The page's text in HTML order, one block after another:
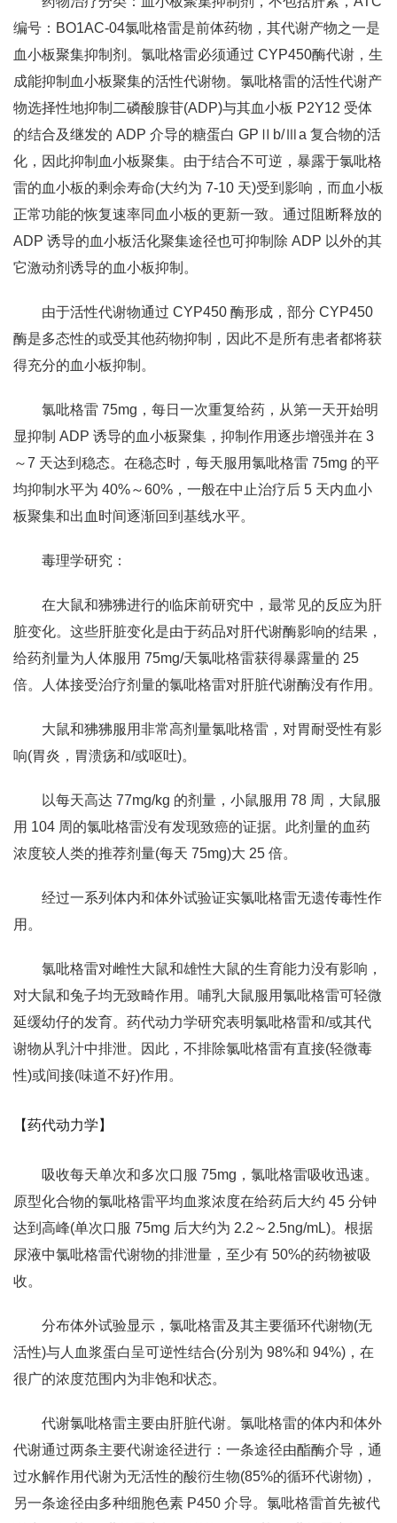
编号：BO1AC-04氯吡格雷是前体药物，其代谢产物之一是
血小板聚集抑制剂。氯吡格雷必须通过 CYP450酶代谢，生
成能抑制血小板聚集的活性代谢物。氯吡格雷的活性代谢产
物选择性地抑制二磷酸腺苷(ADP)与其血小板 P2Y12 受体
的结合及继发的 ADP 介导的糖蛋白 GPⅡb/Ⅲa 复合物的活
化，因此抑制血小板聚集。由于结合不可逆，暴露于氯吡格
雷的血小板的剩余寿命(大约为 7-10 天)受到影响，而血小板
正常功能的恢复速率同血小板的更新一致。通过阻断释放的
ADP 诱导的血小板活化聚集途径也可抑制除 ADP 以外的其
它激动剂诱导的血小板抑制。
由于活性代谢物通过 CYP450 酶形成，部分 CYP450
酶是多态性的或受其他药物抑制，因此不是所有患者都将获
得充分的血小板抑制。
氯吡格雷 75mg，每日一次重复给药，从第一天开始明
显抑制 ADP 诱导的血小板聚集，抑制作用逐步增强并在 3
～7 天达到稳态。在稳态时，每天服用氯吡格雷 75mg 的平
均抑制水平为 40%～60%，一般在中止治疗后 5 天内血小
板聚集和出血时间逐渐回到基线水平。
毒理学研究：
在大鼠和狒狒进行的临床前研究中，最常见的反应为肝
脏变化。这些肝脏变化是由于药品对肝代谢酶影响的结果，
给药剂量为人体服用 75mg/天氯吡格雷获得暴露量的 25
倍。人体接受治疗剂量的氯吡格雷对肝脏代谢酶没有作用。
大鼠和狒狒服用非常高剂量氯吡格雷，对胃耐受性有影
响(胃炎，胃溃疡和/或呕吐)。
以每天高达 77mg/kg 的剂量，小鼠服用 78 周，大鼠服
用 104 周的氯吡格雷没有发现致癌的证据。此剂量的血药
浓度较人类的推荐剂量(每天 75mg)大 25 倍。
经过一系列体内和体外试验证实氯吡格雷无遗传毒性作
用。
氯吡格雷对雌性大鼠和雄性大鼠的生育能力没有影响，
对大鼠和兔子均无致畸作用。哺乳大鼠服用氯吡格雷可轻微
延缓幼仔的发育。药代动力学研究表明氯吡格雷和/或其代
谢物从乳汁中排泄。因此，不排除氯吡格雷有直接(轻微毒
性)或间接(味道不好)作用。
【药代动力学】
吸收每天单次和多次口服 75mg，氯吡格雷吸收迅速。
原型化合物的氯吡格雷平均血浆浓度在给药后大约 45 分钟
达到高峰(单次口服 75mg 后大约为 2.2～2.5ng/mL)。根据
尿液中氯吡格雷代谢物的排泄量，至少有 50%的药物被吸
收。
分布体外试验显示，氯吡格雷及其主要循环代谢物(无
活性)与人血浆蛋白呈可逆性结合(分别为 98%和 94%)，在
很广的浓度范围内为非饱和状态。
代谢氯吡格雷主要由肝脏代谢。氯吡格雷的体内和体外
代谢通过两条主要代谢途径进行：一条途径由酯酶介导，通
过水解作用代谢为无活性的酸衍生物(85%的循环代谢物)，
另一条途径由多种细胞色素 P450 介导。氯吡格雷首先被代